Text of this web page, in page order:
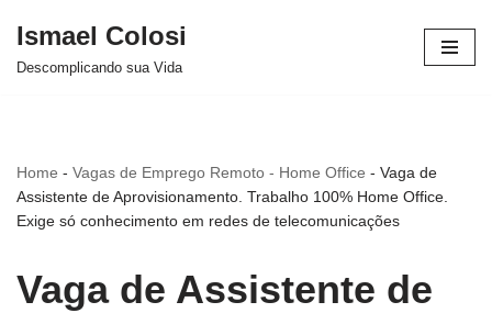
Avançar
Ismael Colosi
Descomplicando sua Vida
Home - Vagas de Emprego Remoto - Home Office - Vaga de
Assistente de Aprovisionamento. Trabalho 100% Home Office.
Exige só conhecimento em redes de telecomunicações
Vaga de Assistente de